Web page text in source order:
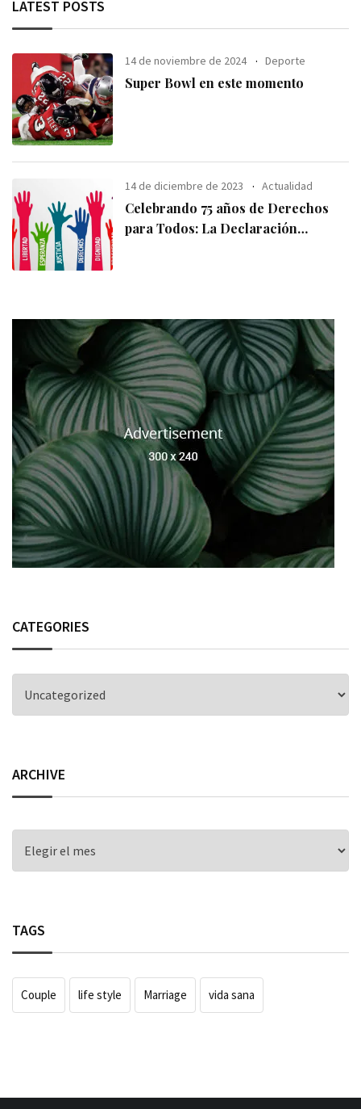
LATEST POSTS
14 de noviembre de 2024 Deporte
Super Bowl en este momento
14 de diciembre de 2023 Actualidad
Celebrando 75 años de Derechos
para Todos: La Declaración
CATEGORIES
ARCHIVE
ARCHIVE
TAGS
Couple life style Marriage vida sana